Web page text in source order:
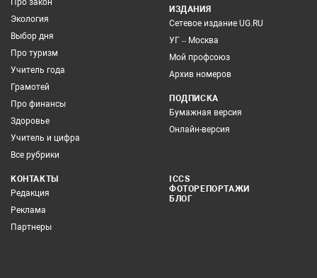
Про закон
Экология
Выбор дня
Про туризм
Учитель года
Грамотей
Про финансы
Здоровье
Учитель и цифра
Все рубрики
ИЗДАНИЯ
Сетевое издание UG.RU
УГ – Москва
Мой профсоюз
Архив номеров
ПОДПИСКА
Бумажная версия
Онлайн-версия
КОНТАКТЫ
Редакция
Реклама
Партнеры
ICCS
ФОТОРЕПОРТАЖИ
БЛОГ